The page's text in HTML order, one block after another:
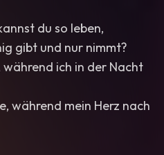
du so leben,
gibt und nur nimmt?
ich in der Nacht
während mein Herz nach